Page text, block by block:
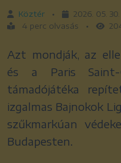
Köztér •
2026. 05. 30.
4 perc olvasás
•
Azt mondják, az
és a Paris Saint-
támadójátéka
izgalmas Bajnokok
szűkmarkúan
Budapesten.